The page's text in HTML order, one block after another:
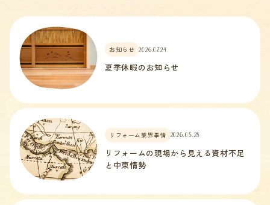
お知らせ 2026.07.24
夏季休暇のお知らせ
リフォーム業界事情 2026.05.28
リフォームの現場から見える資材不足
と中東情勢